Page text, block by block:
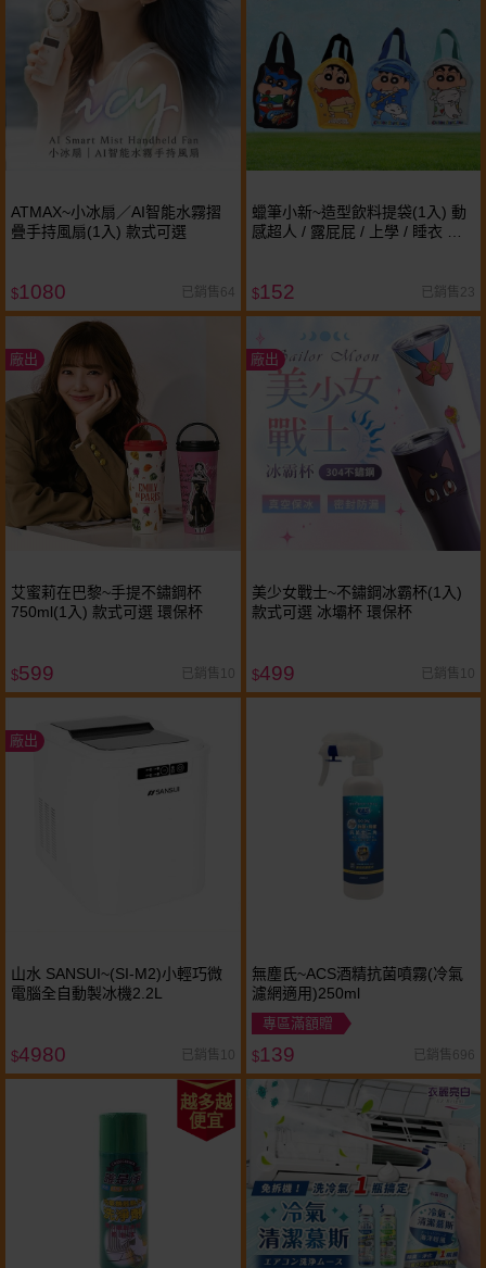
ATMAX~小冰扇／AI智能水霧摺
疊手持風扇(1入) 款式可選
$1080 已銷售64
蠟筆小新~造型飲料提袋(1入) 動
感超人 / 露屁屁 / 上學 / 睡衣 款
$152 已銷售23
廠出
艾蜜莉在巴黎~手提不鏽鋼杯
750ml(1入) 款式可選 環保杯
$599 已銷售10
廠出
美少女戰士~不鏽鋼冰霸杯(1入)
款式可選 冰壩杯 環保杯
$499 已銷售10
廠出
山水 SANSUI~(SI-M2)小輕巧微
電腦全自動製冰機2.2L
$4980 已銷售10
無塵氏~ACS酒精抗菌噴霧(冷氣
濾網適用)250ml
專區滿額贈
$139 已銷售696
越多越
便宜